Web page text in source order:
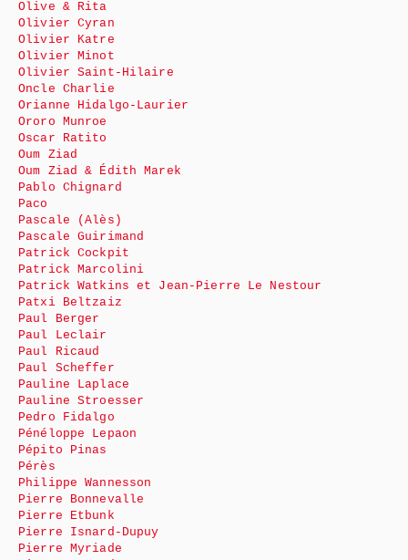
Olive & Rita
Olivier Cyran
Olivier Katre
Olivier Minot
Olivier Saint-Hilaire
Oncle Charlie
Orianne Hidalgo-Laurier
Ororo Munroe
Oscar Ratito
Oum Ziad
Oum Ziad & Édith Marek
Pablo Chignard
Paco
Pascale (Alès)
Pascale Guirimand
Patrick Cockpit
Patrick Marcolini
Patrick Watkins et Jean-Pierre Le Nestour
Patxi Beltzaiz
Paul Berger
Paul Leclair
Paul Ricaud
Paul Scheffer
Pauline Laplace
Pauline Stroesser
Pedro Fidalgo
Pénéloppe Lepaon
Pépito Pinas
Pérès
Philippe Wannesson
Pierre Bonnevalle
Pierre Etbunk
Pierre Isnard-Dupuy
Pierre Myriade